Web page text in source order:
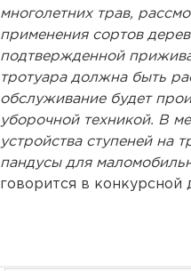
многолетних трав,
применения сортов
подтвержденной
тротуара должна быть
обслуживание будет
уборочной техникой. В
устройства ступеней на
пандусы для
говорится в конкурсной